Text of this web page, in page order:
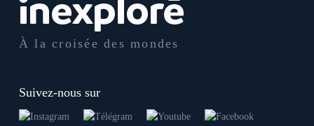
À la croisée des mondes
Suivez-nous sur